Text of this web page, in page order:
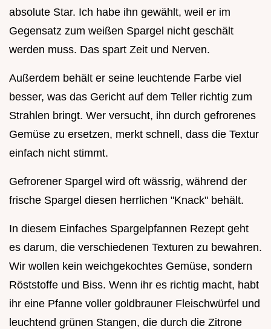
absolute Star. Ich habe ihn gewählt, weil er im
Gegensatz zum weißen Spargel nicht geschält
werden muss. Das spart Zeit und Nerven.
Außerdem behält er seine leuchtende Farbe viel
besser, was das Gericht auf dem Teller richtig zum
Strahlen bringt. Wer versucht, ihn durch gefrorenes
Gemüse zu ersetzen, merkt schnell, dass die Textur
einfach nicht stimmt.
Gefrorener Spargel wird oft wässrig, während der
frische Spargel diesen herrlichen "Knack" behält.
In diesem Einfaches Spargelpfannen Rezept geht
es darum, die verschiedenen Texturen zu bewahren.
Wir wollen kein weichgekochtes Gemüse, sondern
Röststoffe und Biss. Wenn ihr es richtig macht, habt
ihr eine Pfanne voller goldbrauner Fleischwürfel und
leuchtend grünen Stangen, die durch die Zitrone